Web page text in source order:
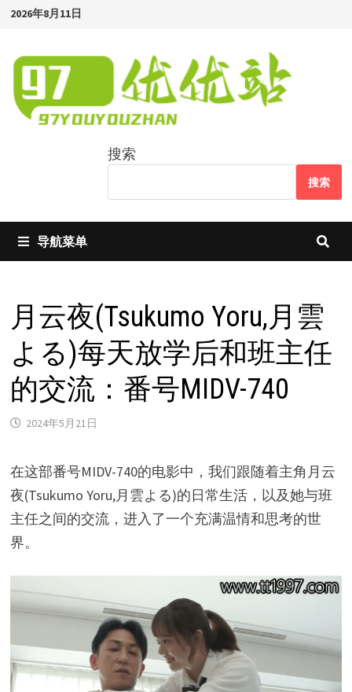
Skip
content
2026年8月11日
搜索
搜索
导航菜单
月云夜(Tsukumo Yoru,月雲
よる)每天放学后和班主任
的交流：番号MIDV-740
2024年5月21日
在这部番号MIDV-740的电影中，我们跟随着主角月云
夜(Tsukumo Yoru,月雲よる)的日常生活，以及她与班
主任之间的交流，进入了一个充满温情和思考的世
界。